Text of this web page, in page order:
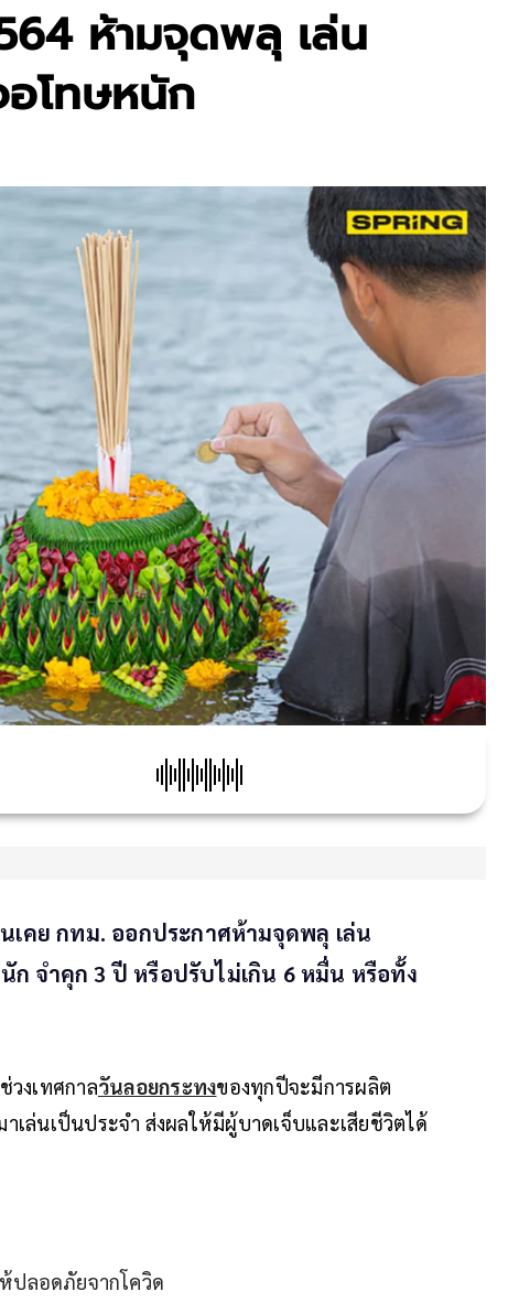
ห้ามจุดพลุ เล่น
โทษหนัก
เคย กทม. ออกประกาศห้ามจุดพลุ เล่น
จำคุก 3 ปี หรือปรับไม่เกิน 6 หมื่น หรือทั้ง
วงเทศกาลวันลอยกระทงของทุกปีจะมีการผลิต
เล่นเป็นประจำ ส่งผลให้มีผู้บาดเจ็บและเสียชีวิตได้
ปลอดภัยจากโควิด